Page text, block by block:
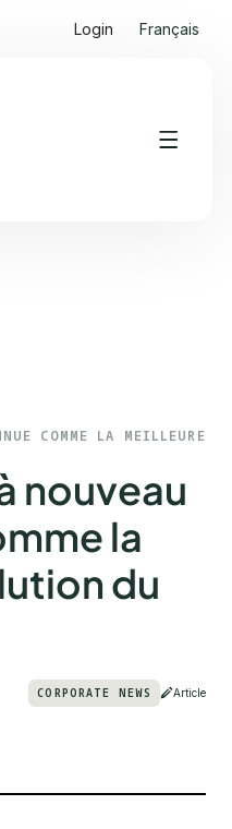
Login Français
COMME LA MEILLEURE
nouveau
la
du
CORPORATE NEWS Article